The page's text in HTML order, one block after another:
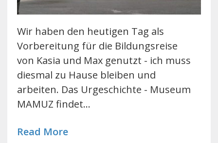
Wir haben den heutigen Tag als
Vorbereitung für die Bildungsreise
von Kasia und Max genutzt - ich muss
diesmal zu Hause bleiben und
arbeiten. Das Urgeschichte - Museum
MAMUZ findet…
Read More